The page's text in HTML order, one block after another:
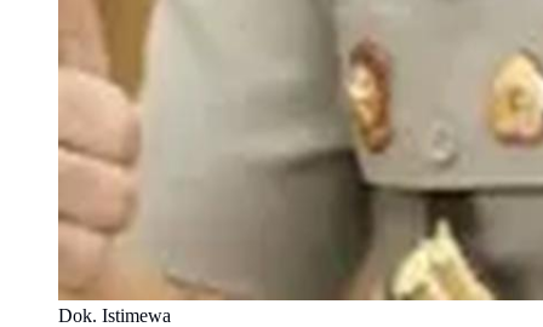
Dok. Istimewa